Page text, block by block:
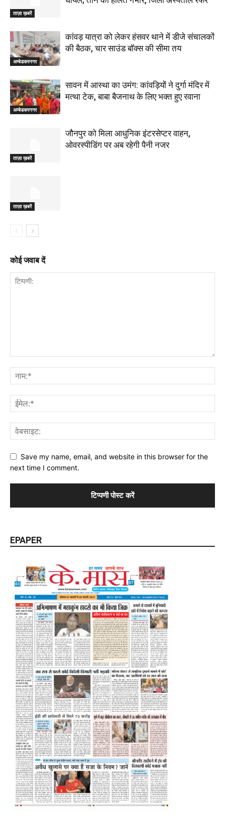
ताज़ा ख़बरें
अम्बेडकरनगर
कांवड़ यात्रा को लेकर हंसवर थाने में डीजे संचालकों
की बैठक, चार साउंड बॉक्स की सीमा तय
अम्बेडकरनगर
सावन में आस्था का उमंग: कांवड़ियों ने दुर्गा मंदिर में
मत्था टेक, बाबा बैजनाथ के लिए भक्त हुए रवाना
ताज़ा ख़बरें
जौनपुर को मिला आधुनिक इंटरसेप्टर वाहन,
ओवरस्पीडिंग पर अब रहेगी पैनी नजर
ताज़ा ख़बरें
कोई जवाब दें
Save my name, email, and website in this browser for the
next time I comment.
EPAPER